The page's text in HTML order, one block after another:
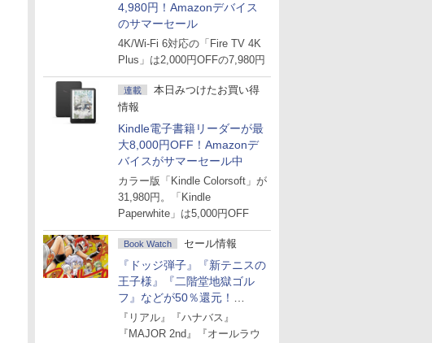
4,980円！Amazonデバイス
のサマーセール
4K/Wi-Fi 6対応の「Fire TV 4K
Plus」は2,000円OFFの7,980円
連載
本日みつけたお買い得
情報
Kindle電子書籍リーダーが最
大8,000円OFF！Amazonデ
バイスがサマーセール中
カラー版「Kindle Colorsoft」が
31,980円。「Kindle
Paperwhite」は5,000円OFF
Book Watch セール情報
『ドッジ弾子』『新テニスの
王子様』『二階堂地獄ゴル
フ』などが50％還元！
Amazonマンガ週末セール
『リアル』『ハナバス』
『MAJOR 2nd』『オールラウ